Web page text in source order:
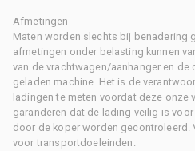
Afmetingen
Maten worden slechts bij benadering
afmetingen onder belasting kunnen
van de vrachtwagen/aanhanger en
geladen machine. Het is de
ladingen te meten voordat deze onze
garanderen dat de lading veilig is
door de koper worden gecontroleerd.
voor transportdoeleinden.